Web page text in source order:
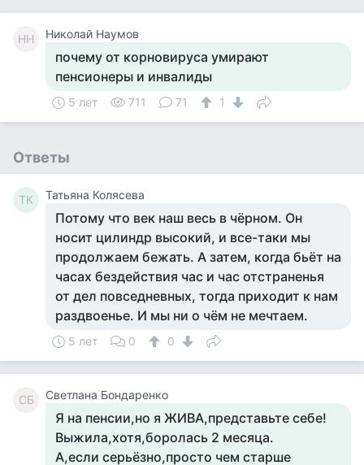
НН Николай Наумов
почему от корновируса умирают
пенсионеры и инвалиды
5 лет 711 71 1
Ответы
ТК Татьяна Колясева
Потому что век наш весь в чёрном. Он
носит цилиндр высокий, и все-таки мы
продолжаем бежать. А затем, когда бьёт на
часах бездействия час и час отстраненья
от дел повседневных, тогда приходит к нам
раздвоенье. И мы ни о чём не мечтаем.
5 лет 0 0
СБ Светлана Бондаренко
Я на пенсии,но я ЖИВА,представьте себе!
Выжила,хотя,боролась 2 месяца.
А,если серьёзно,просто чем старше